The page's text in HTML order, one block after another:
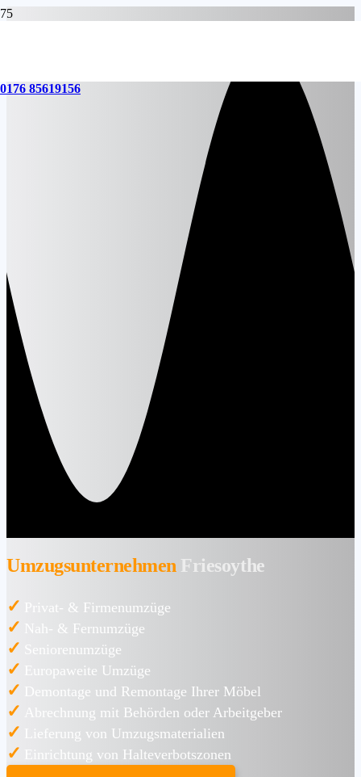
0176 85619156
Umzugsunternehmen Friesoythe
✓ Privat- & Firmenumzüge
✓ Nah- & Fernumzüge
✓ Seniorenumzüge
✓ Europaweite Umzüge
✓ Demontage und Remontage Ihrer Möbel
✓ Abrechnung mit Behörden oder Arbeitgeber
✓ Lieferung von Umzugsmaterialien
✓ Einrichtung von Halteverbotszonen